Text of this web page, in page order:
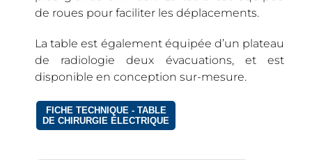
de roues pour faciliter les déplacements.
La table est également équipée d’un plateau
de radiologie deux évacuations, et est
disponible en conception sur-mesure.
FICHE TECHNIQUE - TABLE
DE CHIRURGIE ÉLECTRIQUE